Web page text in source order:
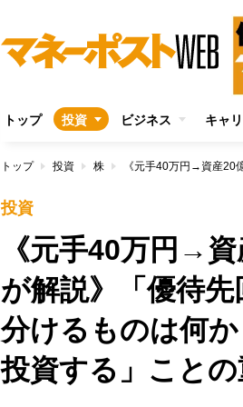
トップ 投資 ビジネス キャ
トップ 投資 株
投資
《元手40万円→
が解説》「優待
分けるものは何
投資する」ことの